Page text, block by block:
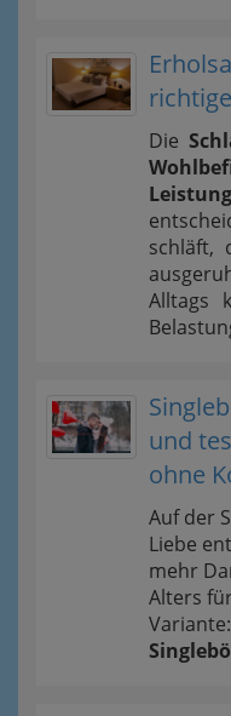
Die
schläft,
Alltags
und
ohne
Auf der
Liebe
mehr
Alters